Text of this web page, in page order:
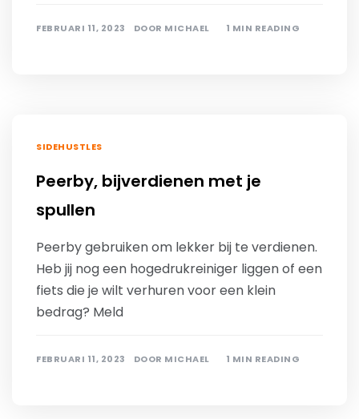
FEBRUARI 11, 2023 DOOR MICHAEL 1 MIN READING
SIDEHUSTLES
Peerby, bijverdienen met je
spullen
Peerby gebruiken om lekker bij te verdienen.
Heb jij nog een hogedrukreiniger liggen of een
fiets die je wilt verhuren voor een klein
bedrag? Meld
FEBRUARI 11, 2023 DOOR MICHAEL 1 MIN READING